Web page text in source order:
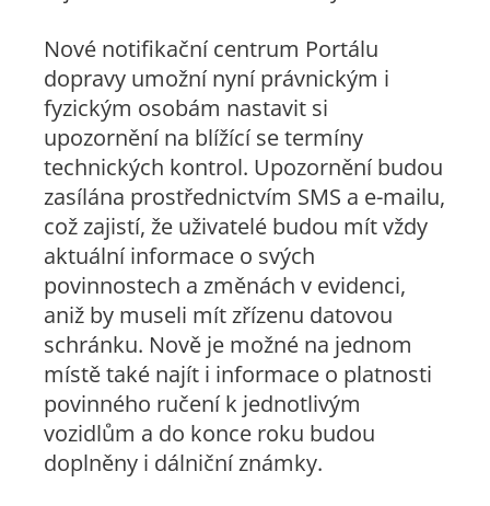
Nové notifikační centrum Portálu
dopravy umožní nyní právnickým i
fyzickým osobám nastavit si
upozornění na blížící se termíny
technických kontrol. Upozornění budou
zasílána prostřednictvím SMS a e-mailu,
což zajistí, že uživatelé budou mít vždy
aktuální informace o svých
povinnostech a změnách v evidenci,
aniž by museli mít zřízenu datovou
schránku. Nově je možné na jednom
místě také najít i informace o platnosti
povinného ručení k jednotlivým
vozidlům a do konce roku budou
doplněny i dálniční známky.